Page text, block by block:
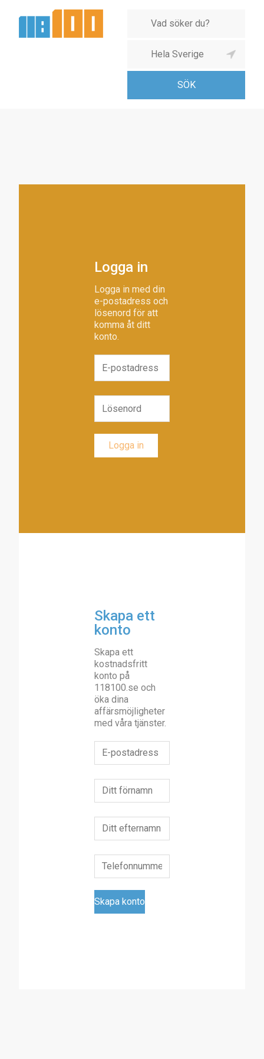
Logga in
Logga in med din
e-postadress och
lösenord för att
komma åt ditt
konto.
Skapa ett
konto
Skapa ett
kostnadsfritt
konto på
118100.se och
öka dina
affärsmöjligheter
med våra tjänster.